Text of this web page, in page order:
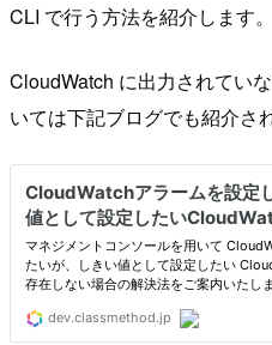
CLI で行う方法を紹介します。
CloudWatch に出力されてい
いては下記ブログでも紹介さ